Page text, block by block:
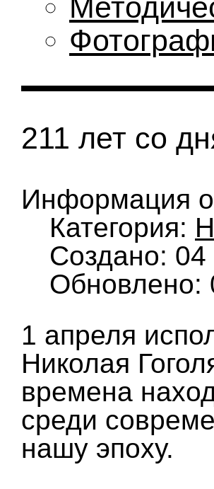
211 лет со
Информация
Категория:
Создано:
Обновлено:
1 апреля
Николая
времена
среди
нашу эпоху.